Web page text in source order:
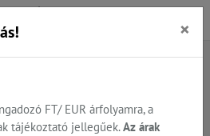
sütőlemezek, állványok...
vezérléssel...
×
FT/ EUR árfolyamra, a
tájékoztató jellegűek. Az árak